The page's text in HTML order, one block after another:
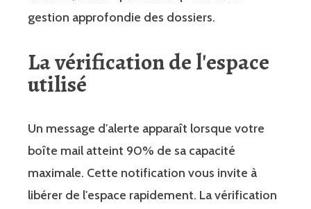
gestion approfondie des dossiers.
La vérification de l'espace
utilisé
Un message d'alerte apparaît lorsque votre
boîte mail atteint 90% de sa capacité
maximale. Cette notification vous invite à
libérer de l'espace rapidement. La vérification